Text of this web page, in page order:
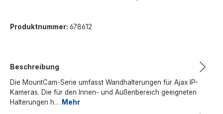
Produktnummer: 678612
Beschreibung
Die MountCam-Serie umfasst Wandhalterungen für Ajax IP-
Kameras. Die für den Innen- und Außenbereich geeigneten
Halterungen h… Mehr